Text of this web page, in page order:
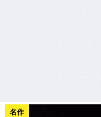
名作